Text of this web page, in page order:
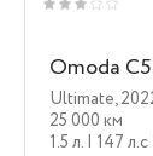
Omoda C5
Ultimate,
25 000 км
1.5 л. | 147 л.c